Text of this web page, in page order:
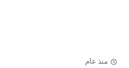
منذ عام